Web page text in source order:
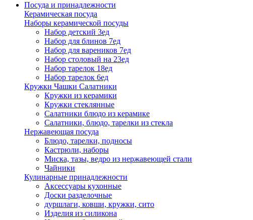
Посуда и принадлежности
Керамическая посуда
Наборы керамической посуды
Набор детский 3ед
Набор для блинов 7ед
Набор для вареников 7ед
Набор столовый на 23ед
Набор тарелок 18ед
Набор тарелок 6ед
Кружки Чашки Салатники
Кружки из керамики
Кружки стеклянные
Салатники блюдо из керамике
Салатники, блюдо, тарелки из стекла
Нержавеющая посуда
Блюдо, тарелки, подносы
Кастрюли, наборы
Миска, тазы, ведро из нержавеющей стали
Чайники
Кулинарные принадлежности
Аксессуары кухонные
Доски разделочные
дуршлаги, ковши, кружки, сито
Изделия из силикона